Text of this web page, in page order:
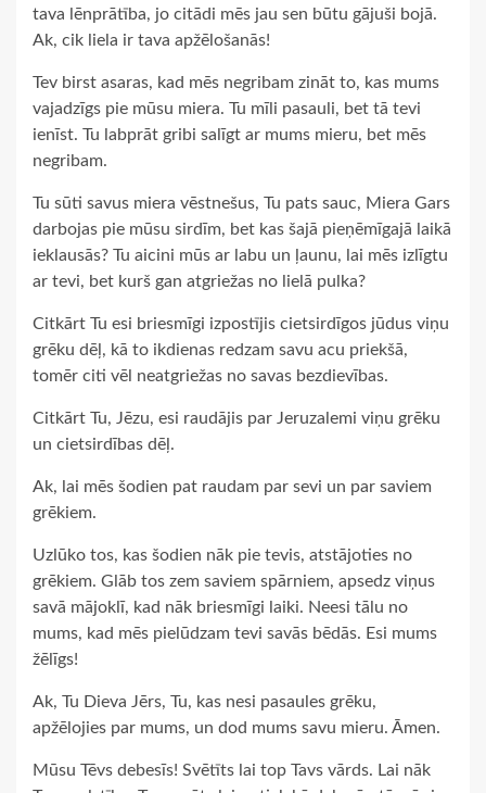
tava lēnprātība, jo citādi mēs jau sen būtu gājuši bojā.
Ak, cik liela ir tava apžēlošanās!
Tev birst asaras, kad mēs negribam zināt to, kas mums
vajadzīgs pie mūsu miera. Tu mīli pasauli, bet tā tevi
ienīst. Tu labprāt gribi salīgt ar mums mieru, bet mēs
negribam.
Tu sūti savus miera vēstnešus, Tu pats sauc, Miera Gars
darbojas pie mūsu sirdīm, bet kas šajā pieņēmīgajā laikā
ieklausās? Tu aicini mūs ar labu un ļaunu, lai mēs izlīgtu
ar tevi, bet kurš gan atgriežas no lielā pulka?
Citkārt Tu esi briesmīgi izpostījis cietsirdīgos jūdus viņu
grēku dēļ, kā to ikdienas redzam savu acu priekšā,
tomēr citi vēl neatgriežas no savas bezdievības.
Citkārt Tu, Jēzu, esi raudājis par Jeruzalemi viņu grēku
un cietsirdības dēļ.
Ak, lai mēs šodien pat raudam par sevi un par saviem
grēkiem.
Uzlūko tos, kas šodien nāk pie tevis, atstājoties no
grēkiem. Glāb tos zem saviem spārniem, apsedz viņus
savā mājoklī, kad nāk briesmīgi laiki. Neesi tālu no
mums, kad mēs pielūdzam tevi savās bēdās. Esi mums
žēlīgs!
Ak, Tu Dieva Jērs, Tu, kas nesi pasaules grēku,
apžēlojies par mums, un dod mums savu mieru. Āmen.
Mūsu Tēvs debesīs! Svētīts lai top Tavs vārds. Lai nāk